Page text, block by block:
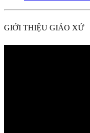
GIỚI THIỆU GIÁO XỨ